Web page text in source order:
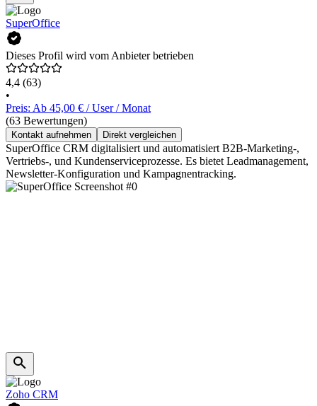
SuperOffice
Dieses Profil wird vom Anbieter betrieben
4,4 (63)
•
Preis: Ab 45,00 € / User / Monat
(63 Bewertungen)
Kontakt aufnehmen Direkt vergleichen
SuperOffice CRM digitalisiert und automatisiert B2B-Marketing-,
Vertriebs-, und Kundenserviceprozesse. Es bietet Leadmanagement,
Newsletter-Konfiguration und Kampagnentracking.
Zoho CRM